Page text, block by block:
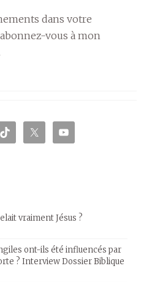
dans votre
vous à mon
vraiment Jésus ?
ont-ils été influencés par
? Interview Dossier Biblique